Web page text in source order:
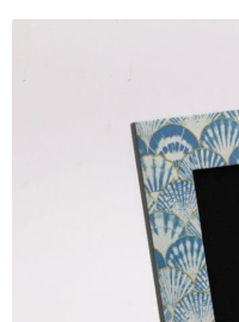
Quà tặng cao cấp
Quà tặng đối tác nước ngoài
Quà Tết Doanh nghiệp 2026
Quy định khu vực giao hàng